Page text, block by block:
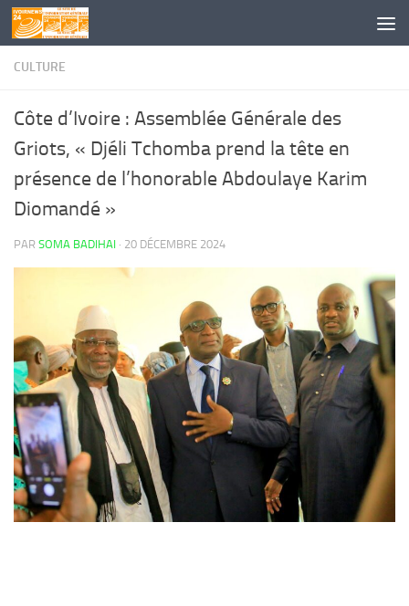
Skip to content
CULTURE
Côte d’Ivoire : Assemblée Générale des
Griots, « Djéli Tchomba prend la tête en
présence de l’honorable Abdoulaye Karim
Diomandé »
PAR SOMA BADIHAI · 20 DÉCEMBRE 2024